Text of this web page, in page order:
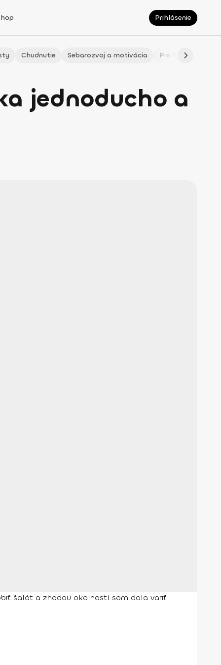
Prihlásenie
Chudnutie Sebarozvoj a motivácia Pre fitmaminky
jednoducho a
šalát a zhodou okolností som dala variť